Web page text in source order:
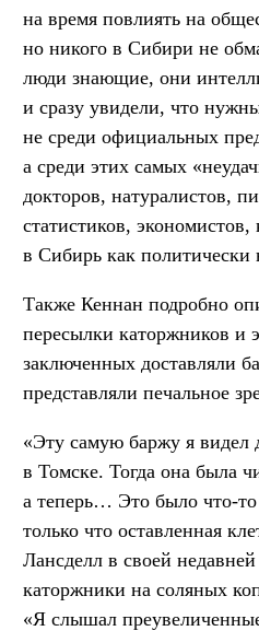
на время повлиять на
но никого в Сибири не
люди знающие, они
и сразу увидели, что
не среди официальных
а среди этих самых
докторов, натуралистов,
статистиков,
в Сибирь как политически
Также Кеннан подробно
пересылки каторжников и
заключенных доставляли
представляли печальное
«Эту самую баржу я видел
в Томске. Тогда она была
а теперь… Это было что-
только что оставленная
Лансделл в своей недавней
каторжники на соляных
«Я слышал